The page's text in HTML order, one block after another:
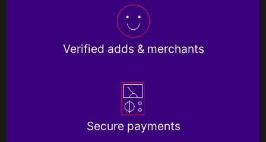
Verified adds & merchants
Secure payments